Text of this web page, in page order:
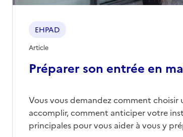
Préparer son entrée en
EHPAD
Article
Vous vous demandez comment choisir
accomplir, comment anticiper votre
principales pour vous aider à vous y